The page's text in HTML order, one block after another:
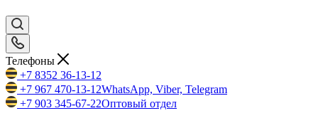
Телефоны
+7 8352 36-13-12
+7 967 470-13-12WhatsApp, Viber, Telegram
+7 903 345-67-22Оптовый отдел